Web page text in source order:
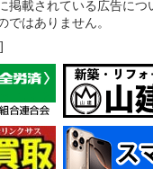
掲載されている広告につ
ではありません。
]